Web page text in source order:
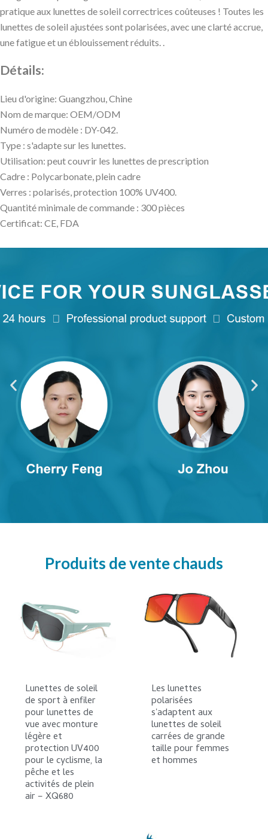
pratique aux lunettes de soleil correctrices coûteuses ! Toutes les
lunettes de soleil ajustées sont polarisées, avec une clarté accrue,
une fatigue et un éblouissement réduits. .
Détails:
Lieu d'origine: Guangzhou, Chine
Nom de marque: OEM/ODM
Numéro de modèle : DY-042.
Type : s'adapte sur les lunettes.
Utilisation: peut couvrir les lunettes de prescription
Cadre : Polycarbonate, plein cadre
Verres : polarisés, protection 100% UV400.
Quantité minimale de commande : 300 pièces
Certificat: CE, FDA
Produits de vente chauds
Lunettes de soleil
de sport à enfiler
pour lunettes de
vue avec monture
légère et
protection UV400
pour le cyclisme, la
pêche et les
activités de plein
air – XQ680
Les lunettes
polarisées
s'adaptent aux
lunettes de soleil
carrées de grande
taille pour femmes
et hommes